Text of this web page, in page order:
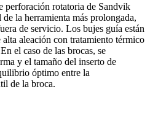
perforación rotatoria de Sandvik
la herramienta más prolongada,
de servicio. Los bujes guía están
alta aleación con tratamiento térmico
el caso de las brocas, se
y el tamaño del inserto de
óptimo entre la
de la broca.